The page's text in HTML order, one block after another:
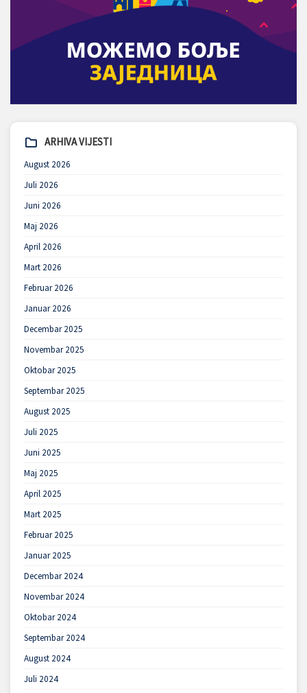
ARHIVA VIJESTI
August 2026
Juli 2026
Juni 2026
Maj 2026
April 2026
Mart 2026
Februar 2026
Januar 2026
Decembar 2025
Novembar 2025
Oktobar 2025
Septembar 2025
August 2025
Juli 2025
Juni 2025
Maj 2025
April 2025
Mart 2025
Februar 2025
Januar 2025
Decembar 2024
Novembar 2024
Oktobar 2024
Septembar 2024
August 2024
Juli 2024